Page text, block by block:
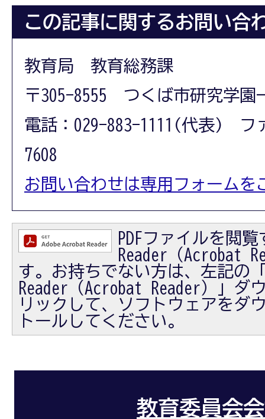
この記事に関するお問い合
教育局 教育総務課
〒305-8555 つくば市研究学園
電話：029-883-1111(代表) フ
7608
お問い合わせは専用フォームを
PDFファイルを閲
Reader（Acrobat
す。お持ちでない方は、左記の
Reader（Acrobat Reader）」ダ
リックして、ソフトウェアをダ
トールしてください。
教育委員会